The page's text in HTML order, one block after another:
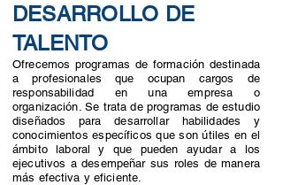
DESARROLLO DE
TALENTO
Ofrecemos programas de formación destinada
a profesionales que ocupan cargos de
responsabilidad en una empresa o
organización. Se trata de programas de estudio
diseñados para desarrollar habilidades y
conocimientos específicos que son útiles en el
ámbito laboral y que pueden ayudar a los
ejecutivos a desempeñar sus roles de manera
más efectiva y eficiente.